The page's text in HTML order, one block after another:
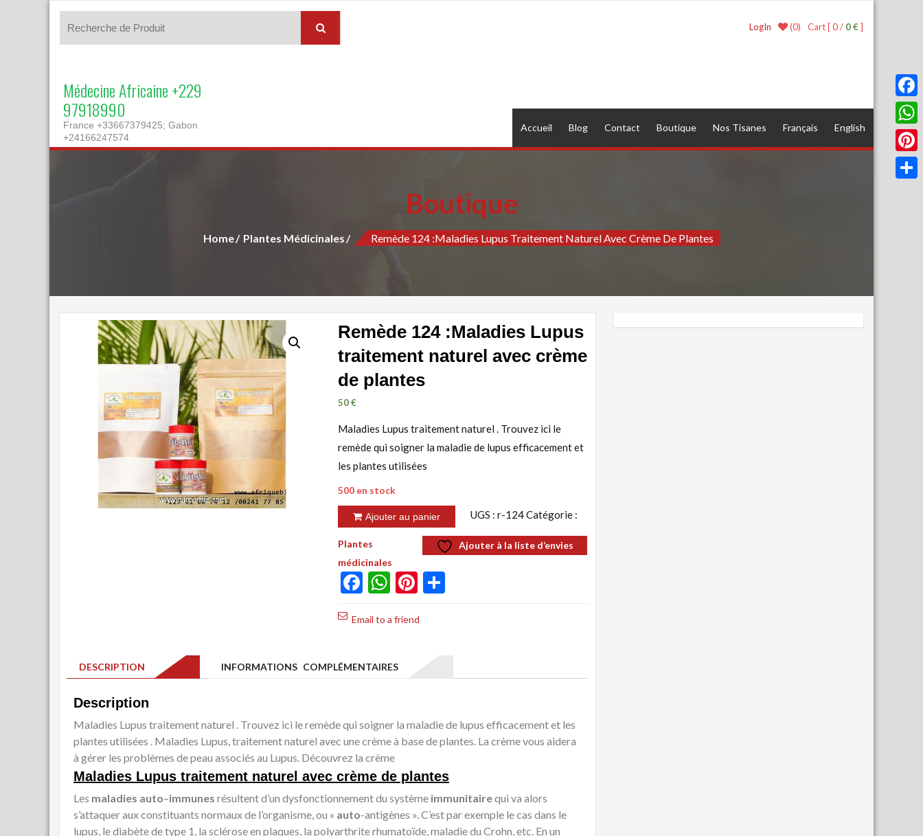
Cart [ 0 / 0 €]
(0)
LogIn
Médecine Africaine +229
97918990
France +33667379425; Gabon
+24166247574
Accueil Blog Contact Boutique Nos Tisanes Français English
Boutique
Home Plantes Médicinales Remède 124 :Maladies Lupus Traitement Naturel Avec Crème De Plantes
Remède 124 :Maladies Lupus
traitement naturel avec crème
de plantes
50€
Maladies Lupus traitement naturel . Trouvez ici le
remède qui soigner la maladie de lupus efficacement et
les plantes utilisées
500 en stock
quantité
Remède
124
:Maladies
traitement
avec
plantes
Ajouter au panier
Ajouter à la liste d’envies
UGS :r-124Catégorie :
Plantes
médicinales
Facebook
WhatsApp
Pinterest
Email to a friend
DESCRIPTION INFORMATIONS COMPLÉMENTAIRES
Description
Maladies Lupus traitement naturel . Trouvez ici le remède qui soigner la maladie de lupus efficacement et les
plantes utilisées . Maladies Lupus, traitement naturel avec une crème à base de plantes. La crème vous aidera
à gérer les problèmes de peau associés au Lupus. Découvrez la crème
Maladies Lupus traitement naturel avec crème de plantes
Les maladies auto–immunes résultent d’un dysfonctionnement du système immunitairequi va alors
s’attaquer aux constituants normaux de l’organisme, ou « auto-antigènes ». C’est par exemple le cas dans le
lupus, le diabète de type 1, la sclérose en plaques, la polyarthrite rhumatoïde, maladie du Crohn, etc. En un